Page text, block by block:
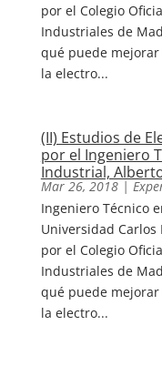
por el Colegio
Industriales de
qué puede
la electro...
(II) Estudios de
por el Ingeniero
Industrial,
Mar 26, 2018|
Ingeniero Técnico
Universidad Carlos
por el Colegio
Industriales de
qué puede
la electro...